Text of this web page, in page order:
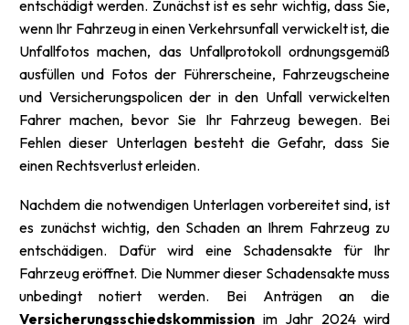
entschädigt werden. Zunächst ist es sehr wichtig, dass Sie,
wenn Ihr Fahrzeug in einen Verkehrsunfall verwickelt ist, die
Unfallfotos machen, das Unfallprotokoll ordnungsgemäß
ausfüllen und Fotos der Führerscheine, Fahrzeugscheine
und Versicherungspolicen der in den Unfall verwickelten
Fahrer machen, bevor Sie Ihr Fahrzeug bewegen. Bei
Fehlen dieser Unterlagen besteht die Gefahr, dass Sie
einen Rechtsverlust erleiden.
Nachdem die notwendigen Unterlagen vorbereitet sind, ist
es zunächst wichtig, den Schaden an Ihrem Fahrzeug zu
entschädigen. Dafür wird eine Schadensakte für Ihr
Fahrzeug eröffnet. Die Nummer dieser Schadensakte muss
unbedingt notiert werden. Bei Anträgen an die
Versicherungsschiedskommission im Jahr 2024 wird